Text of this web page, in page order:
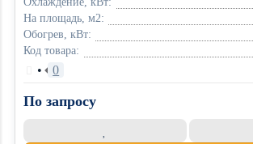
На площадь, м2:
Обогрев, кВт:
Код товара:
• 0
По запросу